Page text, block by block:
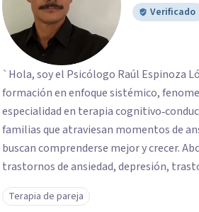
Verificado
`Hola, soy el Psicólogo Raúl Espinoza López. Soy psicólogo clínico y
formación en enfoque sistémico,
especialidad en terapia cognitivo‑conductual. Acompaño a personas,
familias que atraviesan momentos de
buscan comprenderse mejor y crecer.
trastornos de ansiedad, depresión,
trastornos del estado de ánimo,
dificultades en el manejo del estrés y las emociones. Mi
Terapia de pareja